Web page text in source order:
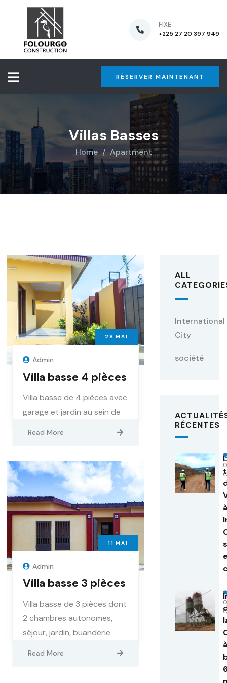
FIXE
+225 27 20 397 949
RÉSERVER MAINTENANT
Villas Basses
Home Apartment
28 MAI
Admin
Villa basse 4 pièces
Villa basse de 4 pièces avec
garage et jardin au sein de
Read More
11 MAI
Admin
Villa basse 3 pièces
Villa basse de 3 pièces dont
2 chambres autonomes,
séjour, jardin, buanderie
Read More
ALL
International
City
société
RÉCENTES